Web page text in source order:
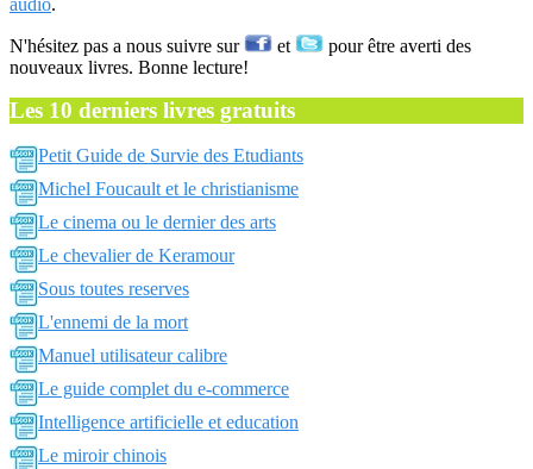
audio.
N'hésitez pas a nous suivre sur et
pour être averti des
nouveaux livres. Bonne lecture!
Les 10 derniers livres gratuits
Petit Guide de Survie des Etudiants
Michel Foucault et le christianisme
Le cinema ou le dernier des arts
Le chevalier de Keramour
Sous toutes reserves
L'ennemi de la mort
Manuel utilisateur calibre
Le guide complet du e-commerce
Intelligence artificielle et education
Le miroir chinois